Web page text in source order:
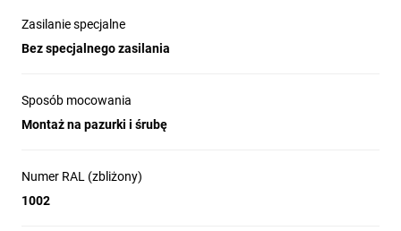
Zasilanie specjalne
Bez specjalnego zasilania
Sposób mocowania
Montaż na pazurki i śrubę
Numer RAL (zbliżony)
1002